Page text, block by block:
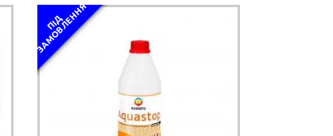
П
І
Д
З
А
М
О
В
Л
Е
Н
Н
Я